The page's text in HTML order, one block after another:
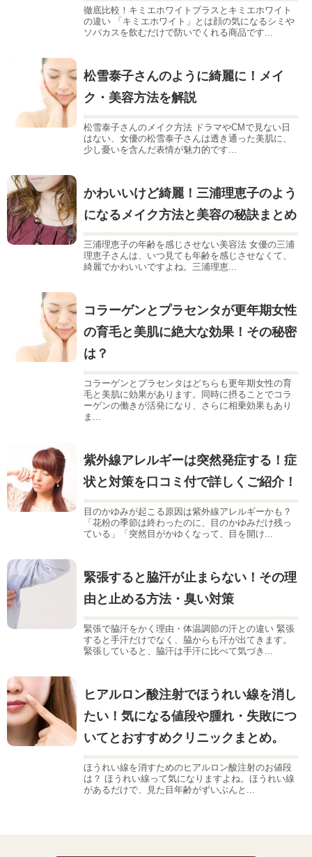
徹底比較！キミエホワイトプラスとキミエホワイト
の違い 「キミエホワイト」とは顔の気になるシミや
ソバカスを飲むだけで防いでくれる商品です...
松雪泰子さんのように綺麗に！メイ
ク・美容方法を解説
松雪泰子さんのメイク方法 ドラマやCMで見ない日
はない、女優の松雪泰子さんは透き通った美肌に、
少し憂いを含んだ表情が魅力的です...
かわいいけど綺麗！三浦理恵子のよう
になるメイク方法と美容の秘訣まとめ
三浦理恵子の年齢を感じさせない美容法 女優の三浦
理恵子さんは、いつ見ても年齢を感じさせなくて、
綺麗でかわいいですよね。三浦理恵...
コラーゲンとプラセンタが更年期女性
の育毛と美肌に絶大な効果！その秘密
は？
コラーゲンとプラセンタはどちらも更年期女性の育
毛と美肌に効果があります。同時に摂ることでコラ
ーゲンの働きが活発になり、さらに相乗効果もあり
ま...
紫外線アレルギーは突然発症する！症
状と対策を口コミ付で詳しくご紹介！
目のかゆみが起こる原因は紫外線アレルギーかも？
「花粉の季節は終わったのに、目のかゆみだけ残っ
ている」「突然目がかゆくなって、目を開け...
緊張すると脇汗が止まらない！その理
由と止める方法・臭い対策
緊張で脇汗をかく理由・体温調節の汗との違い 緊張
すると手汗だけでなく、脇からも汗が出てきます。
緊張していると、脇汗は手汗に比べて気づき...
ヒアルロン酸注射でほうれい線を消し
たい！気になる値段や腫れ・失敗につ
いてとおすすめクリニックまとめ。
ほうれい線を消すためのヒアルロン酸注射のお値段
は？ ほうれい線って気になりますよね。ほうれい線
があるだけで、見た目年齢がずいぶんと...